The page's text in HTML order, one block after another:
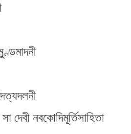
দেবী নবকোদিমূর্তিসাহিতা